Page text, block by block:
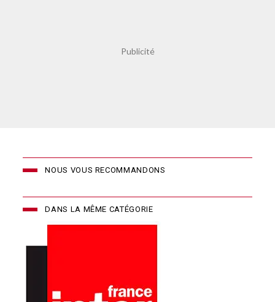
NOUS VOUS RECOMMANDONS
DANS LA MÊME CATÉGORIE